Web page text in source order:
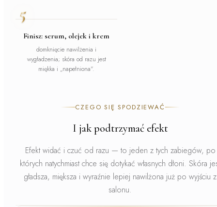
5
Finisz: serum, olejek i krem
domknięcie nawilżenia i
wygładzenia; skóra od razu jest
miękka i „napełniona".
CZEGO SIĘ SPODZIEWAĆ
I jak podtrzymać efekt
Efekt widać i czuć od razu — to jeden z tych zabiegów, po
których natychmiast chce się dotykać własnych dłoni. Skóra
gładsza, miększa i wyraźnie lepiej nawilżona już po wyjściu z
salonu.